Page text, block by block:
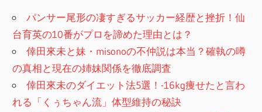
パンサー尾形の凄すぎるサッカー経歴と挫折！仙
台育英の10番がプロを諦めた理由とは？
倖田來未と妹・misonoの不仲説は本当？確執の噂
の真相と現在の姉妹関係を徹底調査
倖田來未のダイエット法5選！-16kg痩せたと言わ
れる「くぅちゃん流」体型維持の秘訣